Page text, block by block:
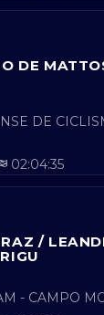
DE
DE
02:04:35
/
- CAMPO